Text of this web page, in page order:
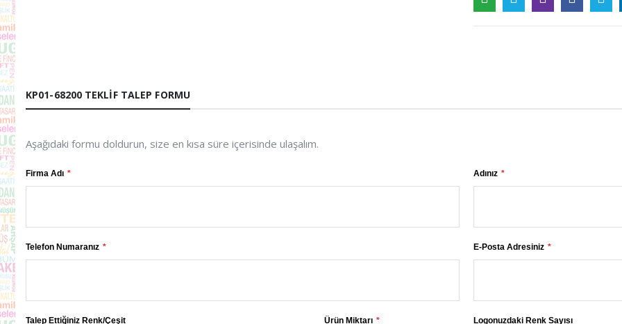
KP01-68200 TEKLIF TALEP FORMU
Aşağıdaki formu doldurun, size en kısa süre içerisinde ulaşalım.
Firma Adı Adınız
Telefon Numaranız E-Posta Adresiniz
Talep Ettiğiniz Renk/Çeşit Ürün Miktarı Logonuzdaki Renk Sayısı